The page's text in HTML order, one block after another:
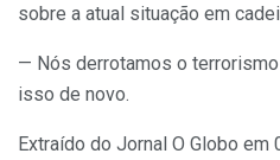
sobre a atual situação em
— Nós derrotamos o
isso de novo.
Extraído do Jornal O Globo